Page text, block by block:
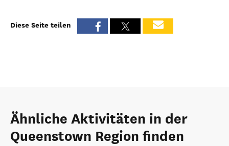
Diese Seite teilen
Ähnliche Aktivitäten in der
Queenstown Region finden